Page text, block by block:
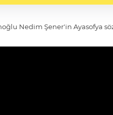
Nedim Şener'in Ayasofya